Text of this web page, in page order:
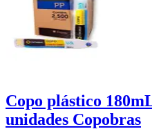
Copo plástico
unidades Copobras